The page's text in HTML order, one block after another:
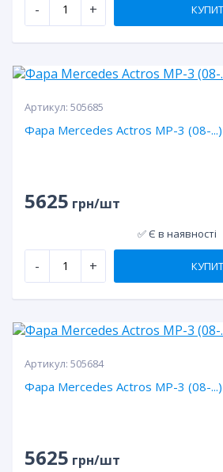
- +
Артикул: 505685
Фара Mercedes Actros МР-3 (08-...)
5625 грн/шт
✅ Є в наявності
- +
Артикул: 505684
Фара Mercedes Actros МР-3 (08-...)
5625 грн/шт